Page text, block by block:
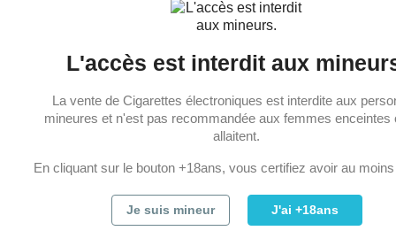
43,90 €
Coffret Aegis Max 2 & Zeus...
79,90 €
RUPTURE DE STOCK
L'accès est interdit aux
La vente de Cigarettes électroniques est interdite aux
mineures et n'est pas recommandée aux femmes enceintes
allaitent.
En cliquant sur le bouton +18ans, vous certifiez avoir au
Je suis mineur J'ai +18ans